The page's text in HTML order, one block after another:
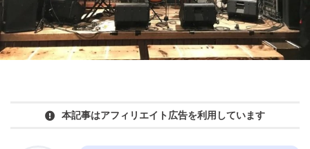
本記事はアフィリエイト広告を利用しています